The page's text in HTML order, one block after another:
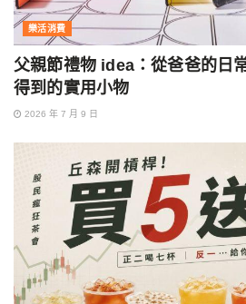
樂活消費
父親節禮物 idea：從爸爸的日
得到的實用小物
2026 年 7 月 9 日